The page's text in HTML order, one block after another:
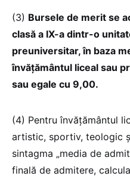
(3) Bursele de merit se
clasă a IX-a dintr-o
preuniversitar, în baza
învăţământul liceal sau
sau egale cu 9,00.
(4) Pentru învăţământul
artistic, sportiv, teologic
sintagma „media de
finală de admitere,